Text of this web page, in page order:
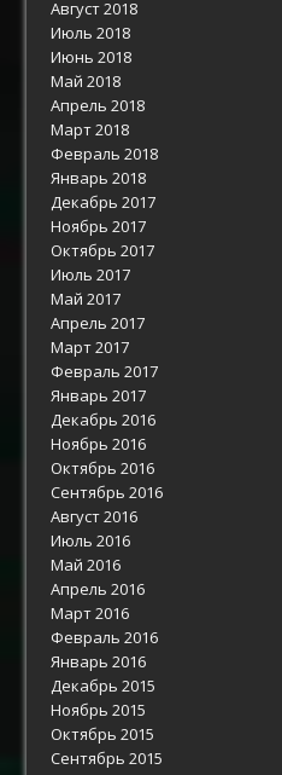
Август 2018
Июль 2018
Июнь 2018
Май 2018
Апрель 2018
Март 2018
Февраль 2018
Январь 2018
Декабрь 2017
Ноябрь 2017
Октябрь 2017
Июль 2017
Май 2017
Апрель 2017
Март 2017
Февраль 2017
Январь 2017
Декабрь 2016
Ноябрь 2016
Октябрь 2016
Сентябрь 2016
Август 2016
Июль 2016
Май 2016
Апрель 2016
Март 2016
Февраль 2016
Январь 2016
Декабрь 2015
Ноябрь 2015
Октябрь 2015
Сентябрь 2015